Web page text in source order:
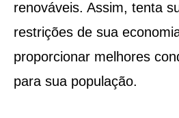
renováveis. Assim, tenta
restrições de sua
proporcionar melhores
para sua população.